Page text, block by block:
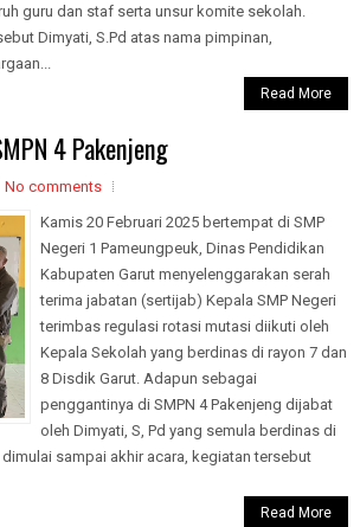
guru dan staf serta unsur komite sekolah.
Dimyati, S.Pd atas nama pimpinan,
Read More
4 Pakenjeng
No comments
Kamis 20 Februari 2025 bertempat di SMP
Negeri 1 Pameungpeuk, Dinas Pendidikan
Kabupaten Garut menyelenggarakan serah
terima jabatan (sertijab) Kepala SMP Negeri
terimbas regulasi rotasi mutasi diikuti oleh
Kepala Sekolah yang berdinas di rayon 7 dan
8 Disdik Garut. Adapun sebagai
penggantinya di SMPN 4 Pakenjeng dijabat
oleh Dimyati, S, Pd yang semula berdinas di
dimulai sampai akhir acara, kegiatan tersebut
Read More